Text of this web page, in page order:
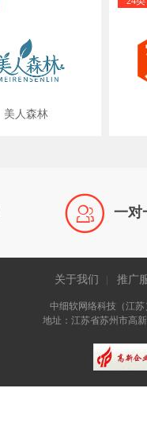
美人森林
 一对
关于我们 推广
中细软网络科技（江
地址：江苏省苏州市高